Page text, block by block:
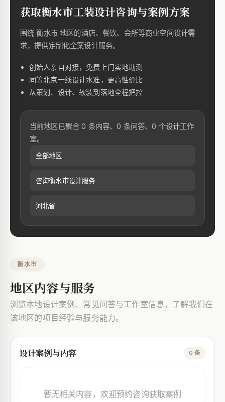
获取衡水市工装设计咨询与案例方案
围绕 衡水市 地区的酒店、餐饮、会所等商业空间设计需
求，提供定制化全案设计服务。
创始人亲自对接，免费上门实地勘测
同等北京一线设计水准，更高性价比
从策划、设计、软装到落地全程把控
当前地区已聚合 0 条内容、0 条问答、0 个设计工作
室。
全部地区
咨询衡水市设计服务
河北省
衡水市
地区内容与服务
浏览本地设计案例、常见问答与工作室信息，了解我们在
该地区的项目经验与服务能力。
设计案例与内容 0 条
暂无相关内容，欢迎预约咨询获取案例